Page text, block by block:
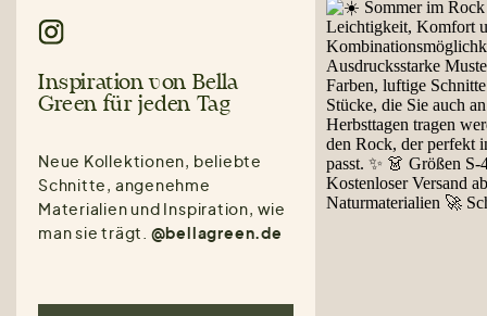
Inspiration von Bella
Green für jeden Tag
Neue Kollektionen, beliebte
Schnitte, angenehme
Materialien und Inspiration, wie
man sie trägt. @bellagreen.de